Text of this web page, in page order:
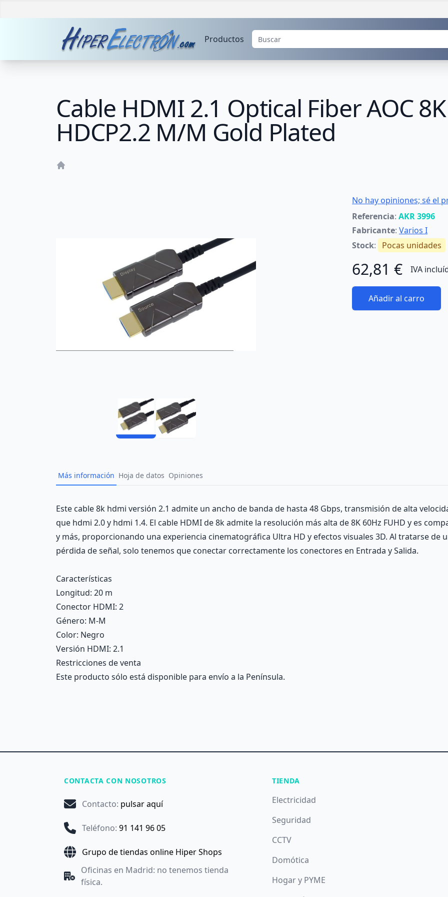
Productos
Cable HDMI 2.1 Optical Fiber AOC
HDCP2.2 M/M Gold Plated
No hay opiniones; sé el
Referencia: AKR 3996
Fabricante: Varios I
Stock: Pocas unidades
62,81 € IVA
Añadir al carro
Más información Hoja de datos Opiniones
Description
Este cable 8k hdmi versión 2.1 admite un ancho de banda de hasta 48 Gbps, transmisión de alta
que hdmi 2.0 y hdmi 1.4. El cable HDMI de 8k admite la resolución más alta de 8K 60Hz FUHD y es
y más, proporcionando una experiencia cinematográfica Ultra HD y efectos visuales 3D. Al tratarse de
pérdida de señal, solo tenemos que conectar correctamente los conectores en Entrada y Salida.
Características
Longitud: 20 m
Conector HDMI: 2
Género: M-M
Color: Negro
Versión HDMI: 2.1
Restricciones de venta
Este producto sólo está disponible para envío a la Península.
CONTACTA CON NOSOTROS
Contacto: pulsar aquí
Teléfono: 91 141 96 05
Grupo de tiendas online Hiper Shops
Oficinas en Madrid: no tenemos tienda
física.
TIENDA
Electricidad
Seguridad
CCTV
Domótica
Hogar y PYME